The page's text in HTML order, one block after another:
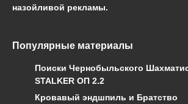
назойливой рекламы.
Популярные материалы
Поиски Чернобыльского
STALKER ОП 2.2
Кровавый эндшпиль и Братство